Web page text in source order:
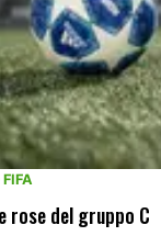
rose del gruppo C